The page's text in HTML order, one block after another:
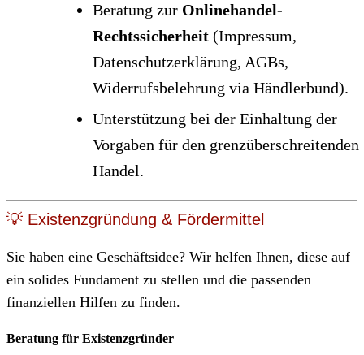
Beratung zur Onlinehandel-
Rechtssicherheit (Impressum,
Datenschutzerklärung, AGBs,
Widerrufsbelehrung via Händlerbund).
Unterstützung bei der Einhaltung der
Vorgaben für den grenzüberschreitenden
Handel.
💡 Existenzgründung & Fördermittel
Sie haben eine Geschäftsidee? Wir helfen Ihnen, diese auf
ein solides Fundament zu stellen und die passenden
finanziellen Hilfen zu finden.
Beratung für Existenzgründer